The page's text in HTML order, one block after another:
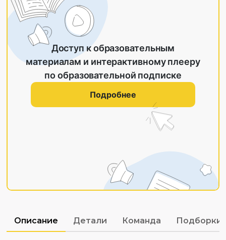
Доступ к образовательным
материалам и интерактивному плееру
по образовательной подписке
Подробнее
Описание Детали Команда Подборки